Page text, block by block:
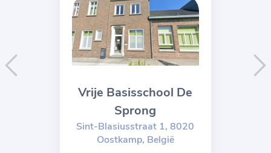
Vrije Basisschool De
Sprong
Sint-Blasiusstraat 1, 8020
Oostkamp, België